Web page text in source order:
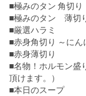
■極みのタン 角切り
■極みのタン 薄切
■厳選ハラミ
■赤身角切り ～にん
■赤身薄切り
■名物！ホルモン盛
頂けます。）
■本日のスープ